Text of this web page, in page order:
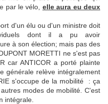
par le vélo, elle aura eu deux
d'un élu ou d'un ministre doit
dont il a pu avoir
à son élection; mais pas des
MORETTI ne s'est pas
car ANTICOR a porté plainte
générale relève intégralement
s'occupe de la mobilité : ça
modes de mobilité. C'est
intégrale.